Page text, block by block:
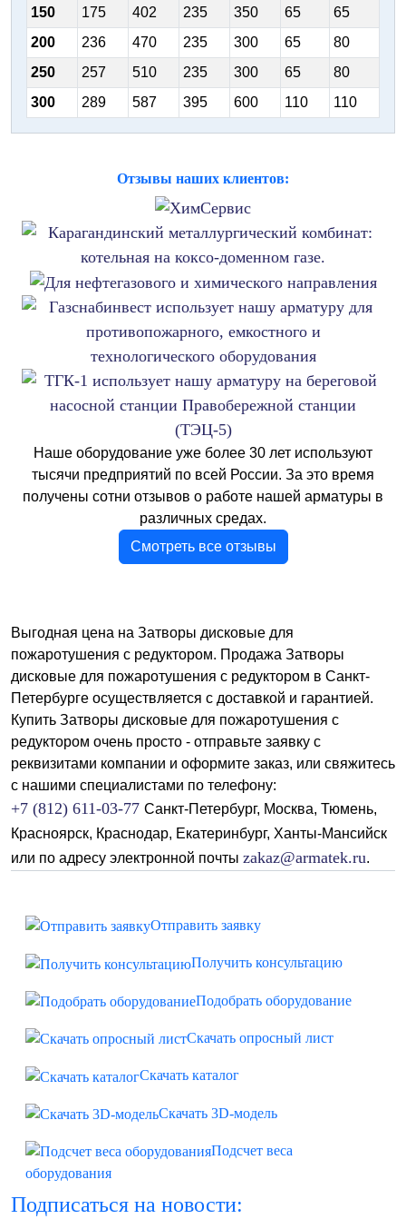
150 175 402 235 350 65
65
200
236 470 235 300 65
80
250
257 510 235 300 65
80
300
289 587 395 600 110 110
Отзывы наших клиентов:
Наше оборудование уже более 30 лет используют
тысячи предприятий по всей России. За это время
получены сотни отзывов о работе нашей арматуры в
различных средах.
Смотреть все отзывы
Выгодная цена на Затворы дисковые для
пожаротушения с редуктором. Продажа Затворы
дисковые для пожаротушения с редуктором в Санкт-
Петербурге осуществляется с доставкой и гарантией.
Купить Затворы дисковые для пожаротушения с
редуктором очень просто - отправьте заявку с
реквизитами компании и оформите заказ, или свяжитесь
с нашими специалистами по телефону:
+7 (812) 611-03-77 Санкт-Петербург, Москва, Тюмень,
Красноярск, Краснодар, Екатеринбург, Ханты-Мансийск
или по адресу электронной почты zakaz@armatek.ru.
Отправить заявку
Получить консультацию
Подобрать оборудование
Скачать опросный лист
Скачать каталог
Скачать 3D-модель
Подсчет веса
оборудования
Подписаться на новости: